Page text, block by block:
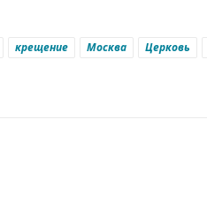
крещение Москва Церковь